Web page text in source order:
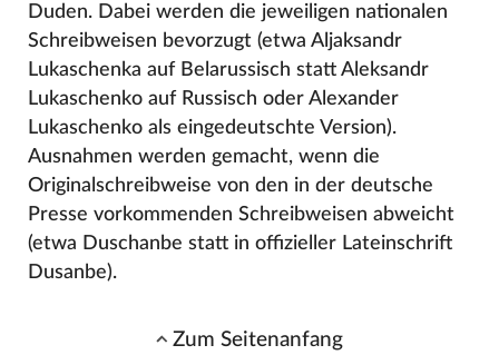
Duden. Dabei werden die jeweiligen nationalen
Schreibweisen bevorzugt (etwa Aljaksandr
Lukaschenka auf Belarussisch statt Aleksandr
Lukaschenko auf Russisch oder Alexander
Lukaschenko als eingedeutschte Version).
Ausnahmen werden gemacht, wenn die
Originalschreibweise von den in der deutsche
Presse vorkommenden Schreibweisen abweicht
(etwa Duschanbe statt in offizieller Lateinschrift
Dusanbe).
Zum Seitenanfang